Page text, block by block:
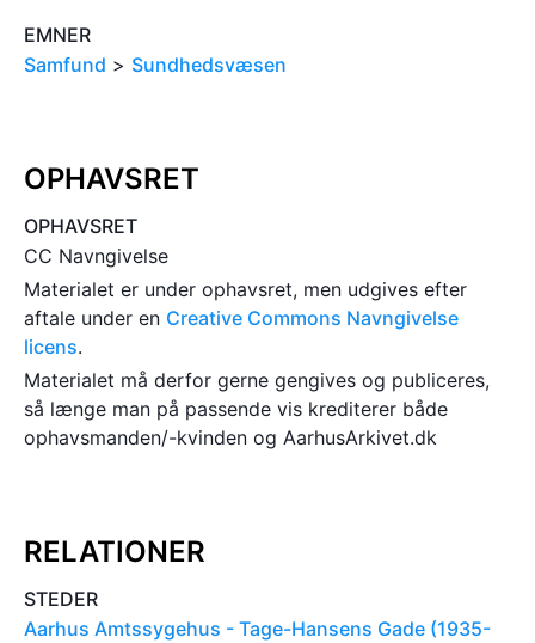
EMNER
Samfund > Sundhedsvæsen
OPHAVSRET
OPHAVSRET
CC Navngivelse
Materialet er under ophavsret, men udgives efter
aftale under en Creative Commons Navngivelse
licens.
Materialet må derfor gerne gengives og publiceres,
så længe man på passende vis krediterer både
ophavsmanden/-kvinden og AarhusArkivet.dk
RELATIONER
STEDER
Aarhus Amtssygehus - Tage-Hansens Gade (1935-